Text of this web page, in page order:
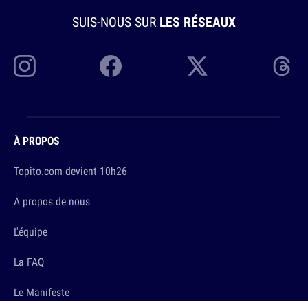
SUIS-NOUS SUR LES RÉSEAUX
À PROPOS
Topito.com devient 10h26
A propos de nous
L'équipe
La FAQ
Le Manifeste